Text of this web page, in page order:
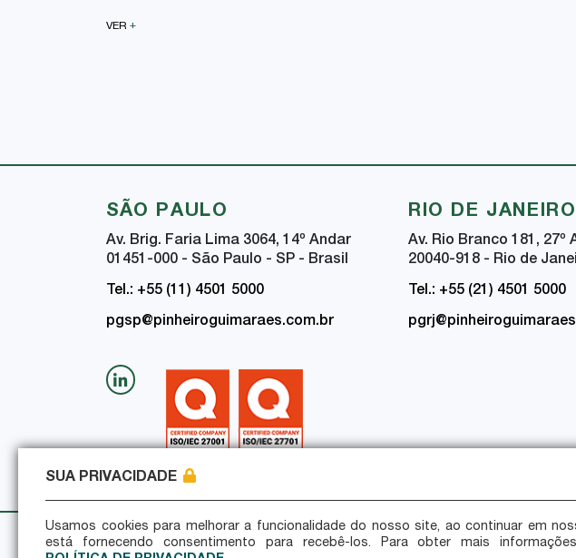
VER +
SÃO PAULO
Av. Brig. Faria Lima 3064, 14º Andar
01451-000 - São Paulo - SP - Brasil
Tel.: +55 (11) 4501 5000
pgsp@pinheiroguimaraes.com.br
RIO DE JANEIRO
Av. Rio Branco 181, 27º
20040-918 - Rio de
Tel.: +55 (21) 4501 5000
Política de Privacidade Política de Segurança da Informação
SUA PRIVACIDADE
Usamos cookies para melhorar a funcionalidade do nosso site, ao continuar em
está fornecendo consentimento para recebê-los. Para obter mais